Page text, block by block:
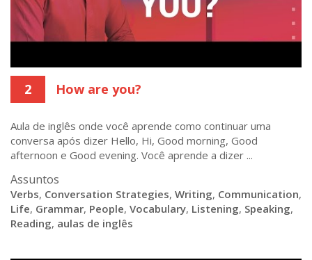
2 How are you?
Aula de inglês onde você aprende como continuar uma
conversa após dizer Hello, Hi, Good morning, Good
afternoon e Good evening. Você aprende a dizer ...
Assuntos
Verbs, Conversation Strategies, Writing, Communication,
Life, Grammar, People, Vocabulary, Listening, Speaking,
Reading, aulas de inglês